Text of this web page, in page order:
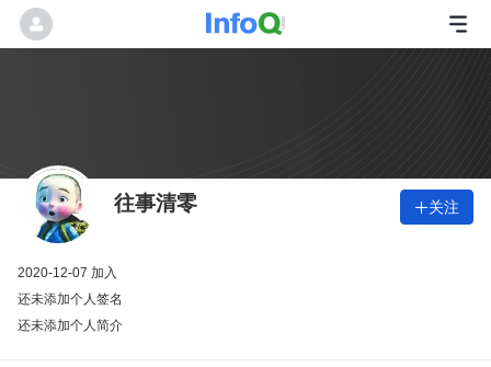
往事清零 关注
2020-12-07 加入
还未添加个人签名
还未添加个人简介